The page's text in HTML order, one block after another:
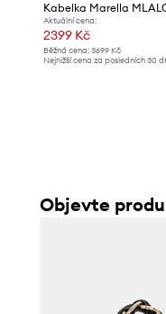
Kabelka Marella
Aktuální cena:
2399 Kč
Běžná cena: 3699 Kč
Nejnižší cena za posledních 30
Objevte